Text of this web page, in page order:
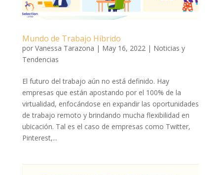
Mundo de Trabajo Híbrido
por Vanessa Tarazona | May 16, 2022 | Noticias y
Tendencias
El futuro del trabajo aún no está definido. Hay
empresas que están apostando por el 100% de la
virtualidad, enfocándose en expandir las oportunidades
de trabajo remoto y brindando mucha flexibilidad en
ubicación. Tal es el caso de empresas como Twitter,
Pinterest,...